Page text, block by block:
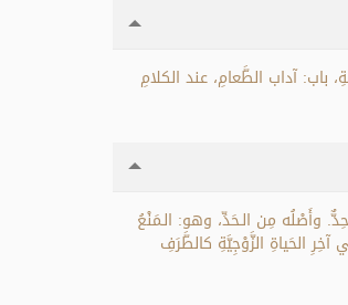
آداب الطَّعامِ، عند الكلامِ
وأَصْلُه مِن الـحَدِّ، وهو: الـمَنْعُ
الحَياةِ الزَّوْجِيَّةِ كالطَّرَفِ